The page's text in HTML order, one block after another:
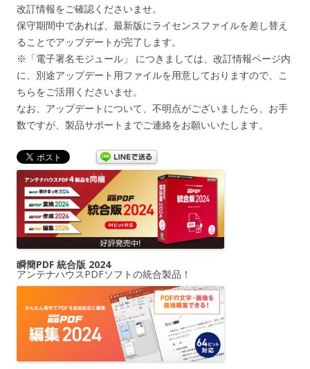
改訂情報をご確認くださいませ。
保守期間中であれば、最新版にライセンスファイルを差し替え
ることでアップデートが完了します。
※「電子署名モジュール」 につきましては、改訂情報ページ内
に、別途アップデート用ファイルを用意しておりますので、こ
ちらをご活用くださいませ。
なお、アップデートについて、不明点がございましたら、お手
数ですが、製品サポートまでご連絡をお願いいたします。
瞬簡PDF 統合版 2024
アンテナハウスPDFソフトの統合製品！